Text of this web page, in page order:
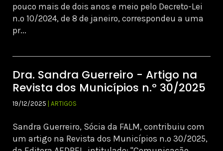
pouco mais de dois anos e meio pelo Decreto-Lei
n.º 10/2024, de 8 de janeiro, correspondeu a uma
pr...
Dra. Sandra Guerreiro - Artigo na
Revista dos Municípios n.º 30/2025
19/12/2025 | ARTIGOS
Sandra Guerreiro, Sócia da FALM, contribuiu com
um artigo na Revista dos Municípios n.º 30/2025,